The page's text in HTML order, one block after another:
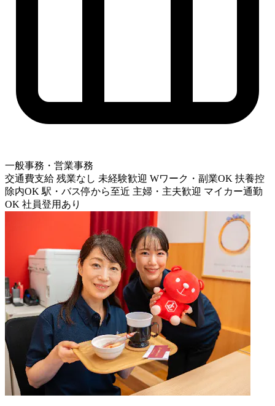
一般事務・営業事務
交通費支給 残業なし 未経験歓迎 Wワーク・副業OK 扶養控
除内OK 駅・バス停から至近 主婦・主夫歓迎 マイカー通勤
OK 社員登用あり